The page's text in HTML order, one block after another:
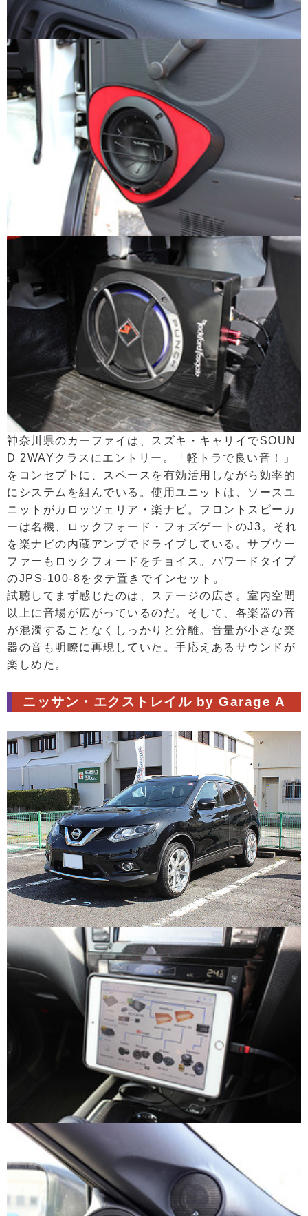
神奈川県のカーファイは、スズキ・キャリイでSOUN
D 2WAYクラスにエントリー。「軽トラで良い音！」
をコンセプトに、スペースを有効活用しながら効率的
にシステムを組んでいる。使用ユニットは、ソースユ
ニットがカロッツェリア・楽ナビ。フロントスピーカ
ーは名機、ロックフォード・フォズゲートのJ3。それ
を楽ナビの内蔵アンプでドライブしている。サブウー
ファーもロックフォードをチョイス。パワードタイプ
のJPS-100-8をタテ置きでインセット。
試聴してまず感じたのは、ステージの広さ。室内空間
以上に音場が広がっているのだ。そして、各楽器の音
が混濁することなくしっかりと分離。音量が小さな楽
器の音も明瞭に再現していた。手応えあるサウンドが
楽しめた。
ニッサン・エクストレイル by Garage A